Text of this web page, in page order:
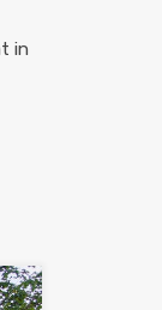
in